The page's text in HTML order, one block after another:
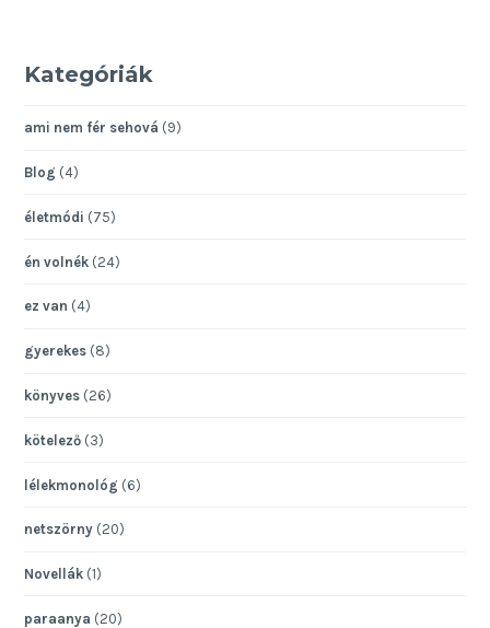
Kategóriák
ami nem fér sehová (9)
Blog (4)
életmódi (75)
én volnék (24)
ez van (4)
gyerekes (8)
könyves (26)
kötelező (3)
lélekmonológ (6)
netszörny (20)
Novellák (1)
paraanya (20)